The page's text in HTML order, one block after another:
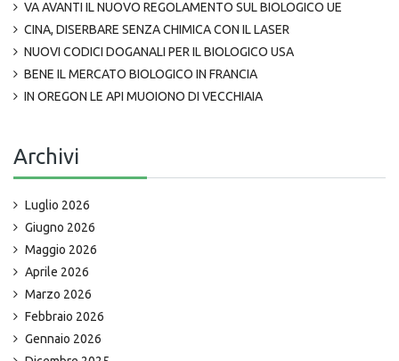
VA AVANTI IL NUOVO REGOLAMENTO SUL BIOLOGICO UE
CINA, DISERBARE SENZA CHIMICA CON IL LASER
NUOVI CODICI DOGANALI PER IL BIOLOGICO USA
BENE IL MERCATO BIOLOGICO IN FRANCIA
IN OREGON LE API MUOIONO DI VECCHIAIA
Archivi
Luglio 2026
Giugno 2026
Maggio 2026
Aprile 2026
Marzo 2026
Febbraio 2026
Gennaio 2026